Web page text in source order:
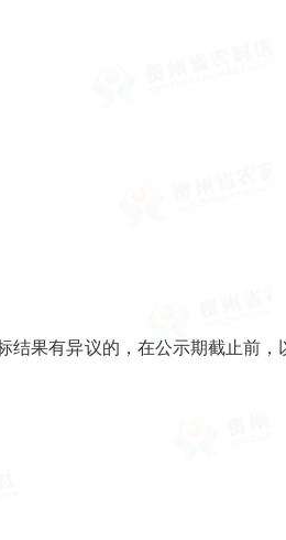
果有异议的，在公示期截止前，